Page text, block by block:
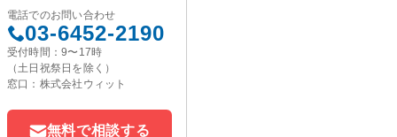
電話でのお問い合わせ
03-6452-2190
受付時間：9〜17時
（土日祝祭日を除く）
窓口：株式会社ウィット
無料で相談する